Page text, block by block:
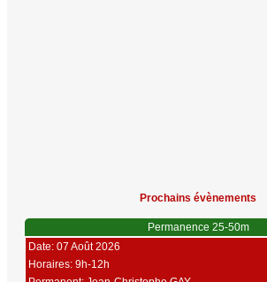
Prochains évènements
Permanence 25-50m
Date: 07 Août 2026
Horaires: 9h-12h